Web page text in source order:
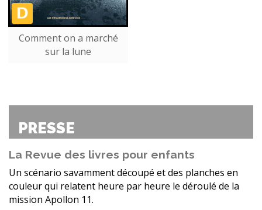
Comment on a marché
sur la lune
PRESSE
La Revue des livres pour enfants
Un scénario savamment découpé et des planches en
couleur qui relatent heure par heure le déroulé de la
mission Apollon 11.